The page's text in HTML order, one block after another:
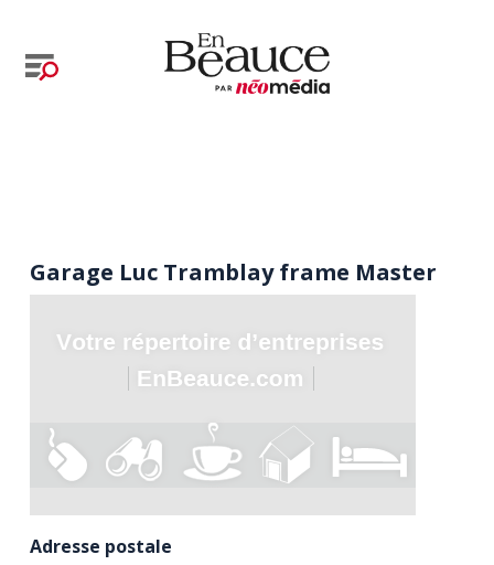
Garage Luc Tramblay frame Master
Adresse postale